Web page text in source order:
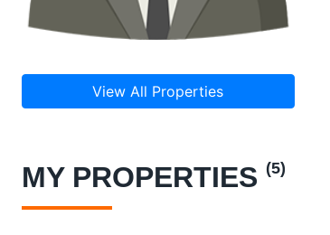
View All Properties
MY PROPERTIES (5)